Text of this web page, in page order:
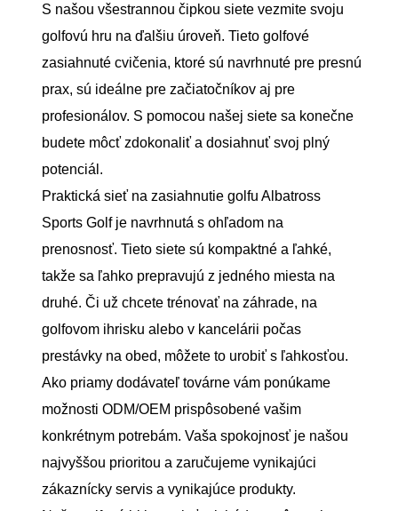
S našou všestrannou čipkou siete vezmite svoju
golfovú hru na ďalšiu úroveň. Tieto golfové
zasiahnuté cvičenia, ktoré sú navrhnuté pre presnú
prax, sú ideálne pre začiatočníkov aj pre
profesionálov. S pomocou našej siete sa konečne
budete môcť zdokonaliť a dosiahnuť svoj plný
potenciál.
Praktická sieť na zasiahnutie golfu Albatross
Sports Golf je navrhnutá s ohľadom na
prenosnosť. Tieto siete sú kompaktné a ľahké,
takže sa ľahko prepravujú z jedného miesta na
druhé. Či už chcete trénovať na záhrade, na
golfovom ihrisku alebo v kancelárii počas
prestávky na obed, môžete to urobiť s ľahkosťou.
Ako priamy dodávateľ továrne vám ponúkame
možnosti ODM/OEM prispôsobené vašim
konkrétnym potrebám. Vaša spokojnosť je našou
najvyššou prioritou a zaručujeme vynikajúci
zákaznícky servis a vynikajúce produkty.